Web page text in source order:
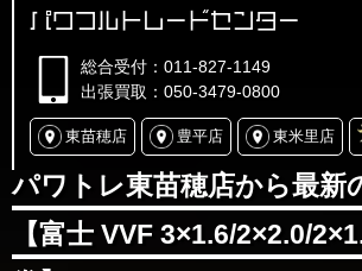
パワフルトレードセンター
総合受付：011-827-1149
出張買取：050-3479-0800
東苗穂店 豊平店 東米里店
パワトレ東苗穂店から最新
【富士 VVF 3×1.6/2×2.0/